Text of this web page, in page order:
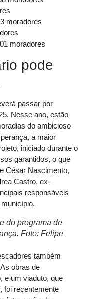
moradores
moradores
pode
passar por
Nesse ano, estão
do ambicioso
a maior
iniciado durante o
garantidos, o que
César Nascimento,
Castro, ex-
responsáveis
do programa de
Foto: Felipe
também
obras de
e um viaduto, que
foi recentemente